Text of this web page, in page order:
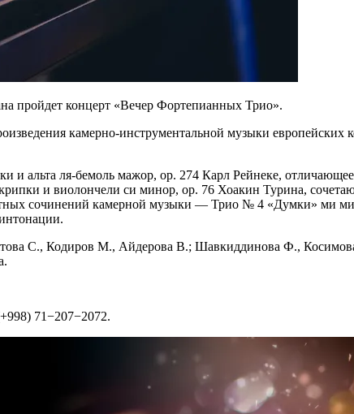
пройдет концерт «Вечер Фортепианных Трио».
камерно-инструментальной музыки европейских
и альта ля-бемоль мажор, op. 274 Карл Рейнеке,
и виолончели си минор, op. 76 Хоакин Турина,
сочинений камерной музыки — Трио № 4 «Думки» ми
С., Кодиров М., Айдерова В.; Шавкиддинова Ф.,
71−207−2072.